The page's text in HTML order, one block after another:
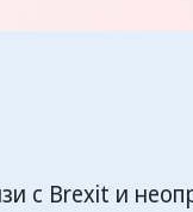
с Brexit и